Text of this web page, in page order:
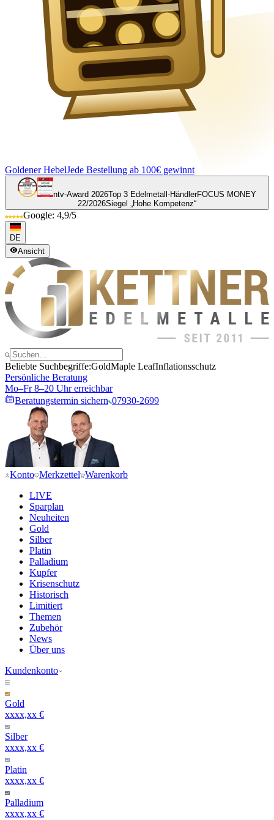
Goldener HebelJede Bestellung ab 100€ gewinnt
ntv-Award 2026Top 3 Edelmetall-HändlerFOCUS MONEY
22/2026Siegel „Hohe Kompetenz“
Google: 4,9/5
DE
Ansicht
Beliebte Suchbegriffe:GoldMaple LeafInflationsschutz
Persönliche Beratung
Mo–Fr 8–20 Uhr erreichbar
Beratungstermin sichern 07930-2699
Konto Merkzettel Warenkorb
LIVE
Sparplan
Neuheiten
Gold
Silber
Platin
Palladium
Kupfer
Krisenschutz
Historisch
Limitiert
Themen
Zubehör
News
Über uns
Kundenkonto
Gold
xxxx,xx €
Silber
xxxx,xx €
Platin
xxxx,xx €
Palladium
xxxx,xx €